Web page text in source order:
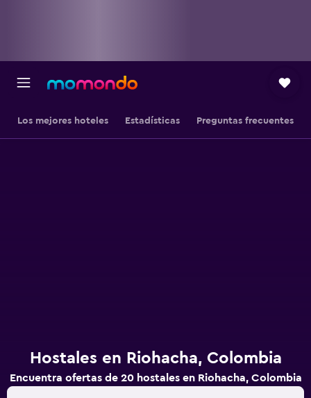
Los mejores hoteles Estadísticas Preguntas frecuentes
Hostales en Riohacha, Colombia
Encuentra ofertas de 20 hostales en Riohacha, Colombia